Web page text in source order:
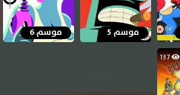
موسم 5 موسم 6
137